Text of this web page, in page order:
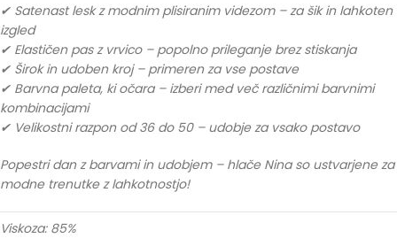
✔ Satenast lesk z modnim plisiranim videzom – za šik in lahkoten
izgled
✔ Elastičen pas z vrvico – popolno prileganje brez stiskanja
✔ Širok in udoben kroj – primeren za vse postave
✔ Barvna paleta, ki očara – izberi med več različnimi barvnimi
kombinacijami
✔ Velikostni razpon od 36 do 50 – udobje za vsako postavo
Popestri dan z barvami in udobjem – hlače Nina so ustvarjene za
modne trenutke z lahkotnostjo!
Viskoza: 85%